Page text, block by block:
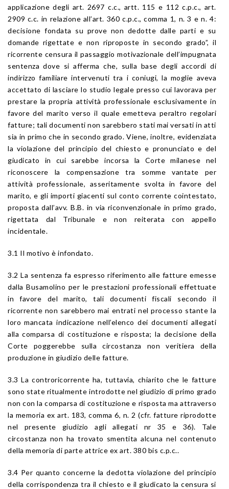
applicazione degli art. 2697 c.c., artt. 115 e 112 c.p.c., art.
2909 c.c. in relazione all’art. 360 c.p.c., comma 1, n. 3 e n. 4:
decisione fondata su prove non dedotte dalle parti e su
domande rigettate e non riproposte in secondo grado”, il
ricorrente censura il passaggio motivazionale dell’impugnata
sentenza dove si afferma che, sulla base degli accordi di
indirizzo familiare intervenuti tra i coniugi, la moglie aveva
accettato di lasciare lo studio legale presso cui lavorava per
prestare la propria attività professionale esclusivamente in
favore del marito verso il quale emetteva peraltro regolari
fatture; tali documenti non sarebbero stati mai versati in atti
sia in primo che in secondo grado. Viene, inoltre, evidenziata
la violazione del principio del chiesto e pronunciato e del
giudicato in cui sarebbe incorsa la Corte milanese nel
riconoscere la compensazione tra somme vantate per
attività professionale, asseritamente svolta in favore del
marito, e gli importi giacenti sul conto corrente cointestato,
proposta dall’avv. B.B. in via riconvenzionale in primo grado,
rigettata dal Tribunale e non reiterata con appello
incidentale.
3.1 Il motivo è infondato.
3.2 La sentenza fa espresso riferimento alle fatture emesse
dalla Busamolino per le prestazioni professionali effettuate
in favore del marito, tali documenti fiscali secondo il
ricorrente non sarebbero mai entrati nel processo stante la
loro mancata indicazione nell’elenco dei documenti allegati
alla comparsa di costituzione e risposta; la decisione della
Corte poggerebbe sulla circostanza non veritiera della
produzione in giudizio delle fatture.
3.3 La controricorrente ha, tuttavia, chiarito che le fatture
sono state ritualmente introdotte nel giudizio di primo grado
non con la comparsa di costituzione e risposta ma attraverso
la memoria ex art. 183, comma 6, n. 2 (cfr. fatture riprodotte
nel presente giudizio agli allegati nr 35 e 36). Tale
circostanza non ha trovato smentita alcuna nel contenuto
della memoria di parte attrice ex art. 380 bis c.p.c..
3.4 Per quanto concerne la dedotta violazione del principio
della corrispondenza tra il chiesto e il giudicato la censura si